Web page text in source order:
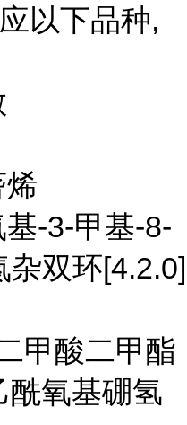
以下品种,
-3-甲基-8-
杂双环[4.2.0]
甲酸二甲酯
酰氧基硼氢